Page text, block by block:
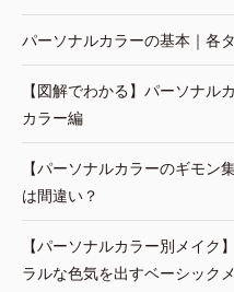
パーソナルカラーの基本｜各
【図解でわかる】パーソナル
カラー編
【パーソナルカラーのギモ
は間違い？
【パーソナルカラー別メイク
ラルな色気を出すベーシック